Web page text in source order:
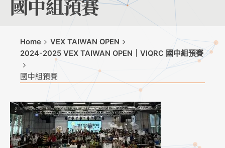
國中組預賽
Home
VEX TAIWAN OPEN
2024-2025 VEX TAIWAN OPEN｜VIQRC 國中組預賽
國中組預賽